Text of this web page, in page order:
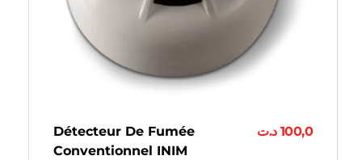
Détecteur De Fumée
Conventionnel INIM
100,0 د.ت